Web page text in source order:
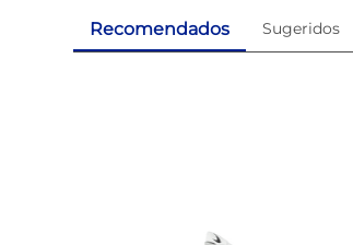
Recomendados Sugeridos